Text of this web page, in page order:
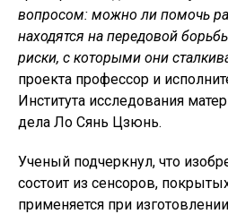
вопросом: можно ли помочь
находятся на передовой
риски, с которыми они
проекта профессор и
Института исследования
дела Ло Сянь Цзюнь.
Ученый подчеркнул, что
состоит из сенсоров,
применяется при